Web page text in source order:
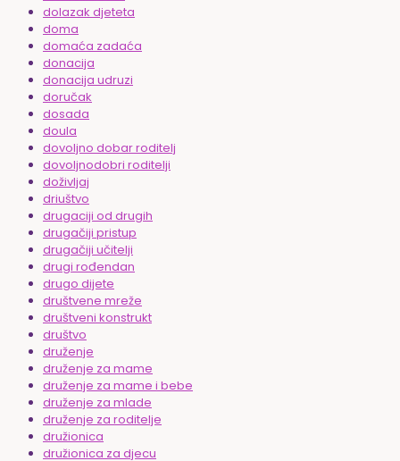
dolazak djeteta
doma
domaća zadaća
donacija
donacija udruzi
doručak
dosada
doula
dovoljno dobar roditelj
dovoljnodobri roditelji
doživljaj
driuštvo
drugaciji od drugih
drugačiji pristup
drugačiji učitelji
drugi rođendan
drugo dijete
društvene mreže
društveni konstrukt
društvo
druženje
druženje za mame
druženje za mame i bebe
druženje za mlade
druženje za roditelje
družionica
družionica za djecu